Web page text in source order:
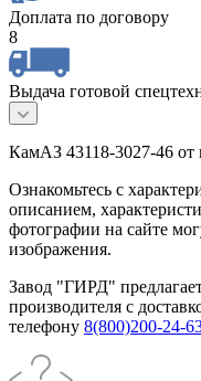
Доплата по договору
8
Выдача готовой
КамАЗ 43118-3027-46 от
Ознакомьтесь с
описанием,
фотографии на сайте
изображения.
Завод "ГИРД"
производителя с
телефону 8(800)200-24-